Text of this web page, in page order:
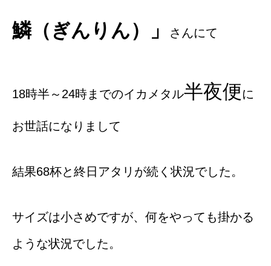
鱗（ぎんりん）」
さんにて
18時半～24時までのイカメタル半夜便に
お世話になりまして
結果68杯と終日アタリが続く状況でした。
サイズは小さめですが、何をやっても掛かる
ような状況でした。